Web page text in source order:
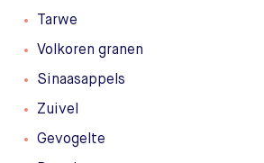
Tarwe
Volkoren granen
Sinaasappels
Zuivel
Gevogelte